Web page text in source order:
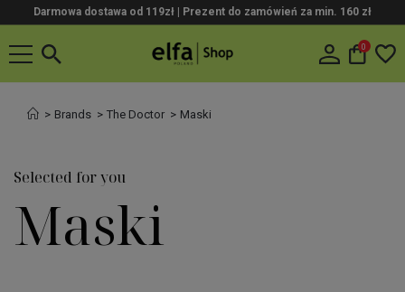
Darmowa dostawa od 119zł | Prezent do zamówień za min. 160 zł
0
Brands The Doctor Maski
Selected for you
Maski